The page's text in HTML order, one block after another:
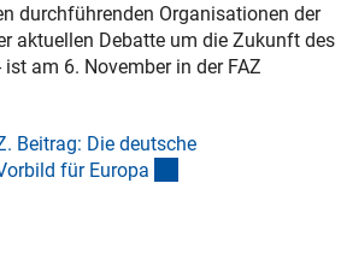
durchführenden Organisationen der
aktuellen Debatte um die Zukunft des
am 6. November in der FAZ
Beitrag: Die deutsche
für Europa